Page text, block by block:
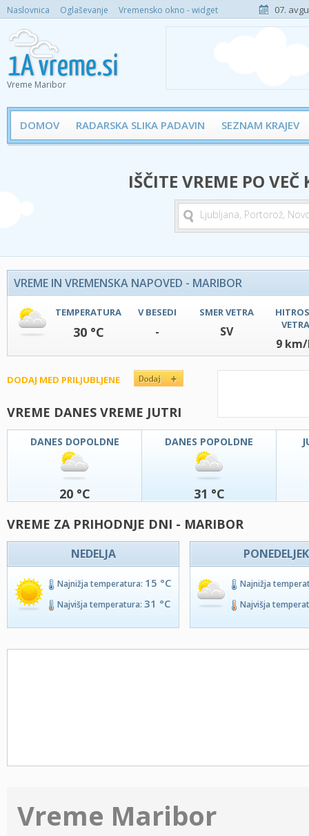
Naslovnica Oglaševanje Vremensko okno - widget 07.
Vreme Maribor
DOMOV RADARSKA SLIKA PADAVIN SEZNAM KRAJEV
IŠČITE VREME PO
VREME IN VREMENSKA NAPOVED - MARIBOR
TEMPERATURA
30 °C
V BESEDI
-
SMER VETRA
SV
VETRA
9
DODAJ MED PRILJUBLJENE
VREME DANES VREME JUTRI
DANES DOPOLDNE
20 °C
DANES POPOLDNE
31 °C
VREME ZA PRIHODNJE DNI - MARIBOR
NEDELJA
Najnižja temperatura: 15 °C
Najvišja temperatura: 31 °C
PONEDELJEK
Najnižja
Najvišja
Vreme Maribor